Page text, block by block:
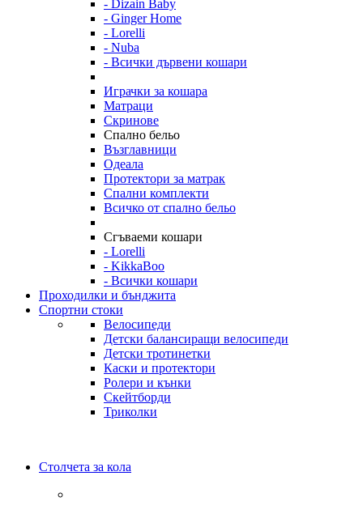
- Dizain Baby
- Ginger Home
- Lorelli
- Nuba
- Всички дървени кошари
Играчки за кошара
Матраци
Скринове
Спално бельо
Възглавници
Одеала
Протектори за матрак
Спални комплекти
Всичко от спално бельо
Сгъваеми кошари
- Lorelli
- KikkaBoo
- Всички кошари
Проходилки и бънджита
Спортни стоки
Велосипеди
Детски балансиращи велосипеди
Детски тротинетки
Каски и протектори
Ролери и кънки
Скейтборди
Триколки
Столчета за кола